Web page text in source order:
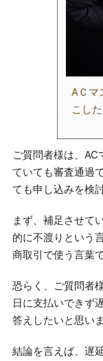
AＣマ
こし
ご質問者様は、
ていても審査通過
ても申し込みを検
まず、補足させて
的に不渡りという
商取引で使う言葉で
恐らく、ご質問者
日に支払いできず
答えしたいと思いま
結論を言えば、遅